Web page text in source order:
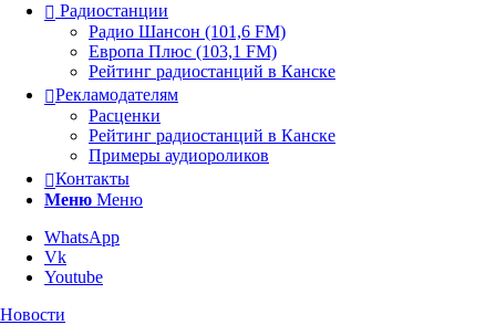
Радиостанции
Радио Шансон (101,6 FM)
Европа Плюс (103,1 FM)
Рейтинг радиостанций в Канске
Рекламодателям
Расценки
Рейтинг радиостанций в Канске
Примеры аудиороликов
Контакты
Меню Меню
WhatsApp
Vk
Youtube
Новости